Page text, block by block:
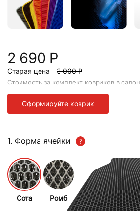
2 690 Р
Старая цена 3 000 Р
Стоимость за комплект ковриков в салон
Сформируйте коврик
1. Форма ячейки
Сота Ромб